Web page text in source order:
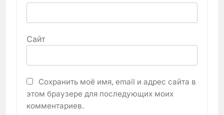
Сайт
Сохранить моё имя, email и адрес сайта в
этом браузере для последующих моих
комментариев.